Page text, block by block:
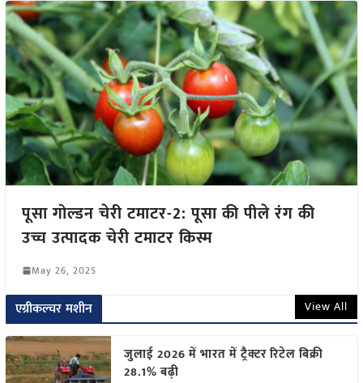
पूसा गोल्डन चेरी टमाटर-2: पूसा की पीले रंग की
उच्च उत्पादक चेरी टमाटर किस्म
May 26, 2025
एग्रीकल्चर मशीन View All
जुलाई 2026 में भारत में ट्रैक्टर रिटेल बिक्री
28.1% बढ़ी